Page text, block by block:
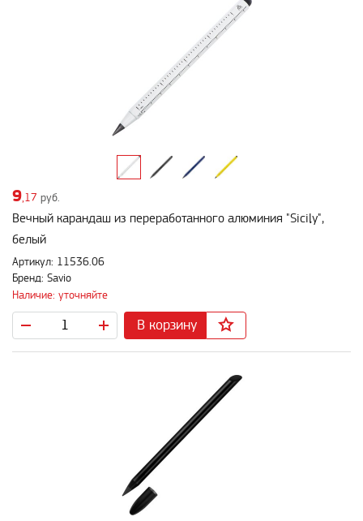
9,17 руб.
Вечный карандаш из переработанного алюминия "Sicily",
белый
Артикул: 11536.06
Бренд: Savio
Наличие: уточняйте
В корзину